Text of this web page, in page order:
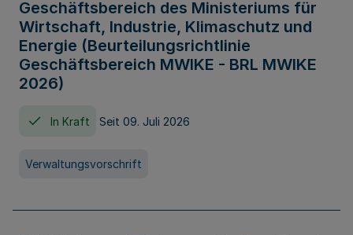
Geschäftsbereich des Ministeriums für
Wirtschaft, Industrie, Klimaschutz und
Energie (Beurteilungsrichtlinie
Geschäftsbereich MWIKE - BRL MWIKE
2026)
In Kraft Seit 09. Juli 2026
Verwaltungsvorschrift